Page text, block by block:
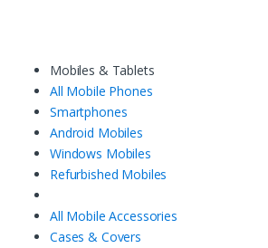
Mobiles & Tablets
All Mobile Phones
Smartphones
Android Mobiles
Windows Mobiles
Refurbished Mobiles
All Mobile Accessories
Cases & Covers